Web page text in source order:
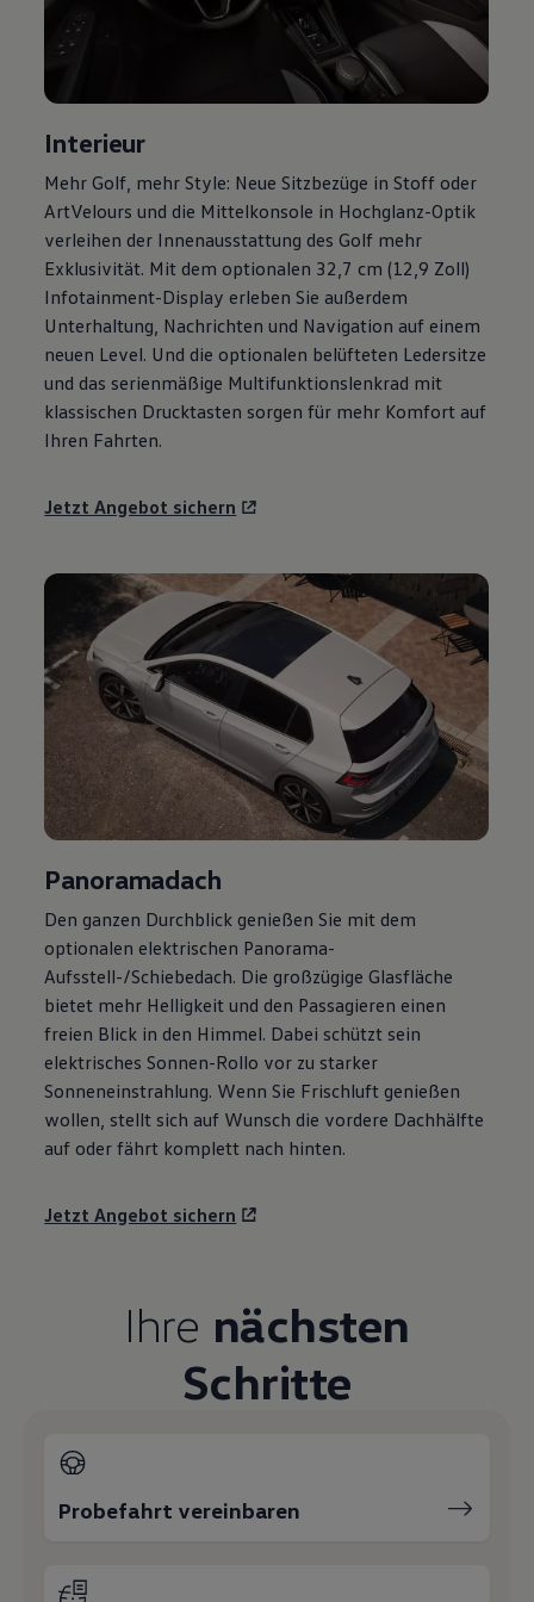
Motorenöl und Flüssigkeiten
Pannen- und Unfallhilfe
Economy Service
Volkswagen Teile
Modellspezifisches Zubehör
Transport
Entertainment und Elektronik
Individualisieren
Wallbox und Ladekabel
Digitale Extras
Dienste für Ihr Modell finden
Volkswagen Apps, Login und Shop
Handy und Fahrzeug verbinden
Updates für Software, Karten und Radio
Über Ihr Auto
Vorgängermodelle
Kundeninformationen
Volkswagen Kundenbetreuung
Digitale Betriebsanleitung
Lifestyle
Transport
Familie
Elektromobilität
Volkswagen R
Pannen- und Unfallhilfe
Volkswagen Kundenbetreuung
Interieur
Mehr Golf , mehr Style: Neue Sitzbezüge in Stoff oder
ArtVelours und die Mittelkonsole in Hochglanz-Optik
verleihen der Innenausstattung des Golf mehr
Exklusivität. Mit dem optionalen 32,7 cm (12,9 Zoll)
Infotainment-Display erleben Sie außerdem
Unterhaltung, Nachrichten und Navigation auf einem
neuen Level. Und die optionalen belüfteten Ledersitze
und das serienmäßige Multifunktionslenkrad mit
klassischen Drucktasten sorgen für mehr Komfort auf
Ihren Fahrten.
Jetzt Angebot sichern
Panoramadach
Den ganzen Durchblick genießen Sie mit dem
optionalen elektrischen Panorama-
Aufsstell-/Schiebedach. Die großzügige Glasfläche
bietet mehr Helligkeit und den Passagieren einen
freien Blick in den Himmel. Dabei schützt sein
elektrisches Sonnen-Rollo vor zu starker
Sonneneinstrahlung. Wenn Sie Frischluft genießen
wollen, stellt sich auf Wunsch die vordere Dachhälfte
auf oder fährt komplett nach hinten.
Jetzt Angebot sichern
Ihre nächsten
Schritte
Probefahrt vereinbaren